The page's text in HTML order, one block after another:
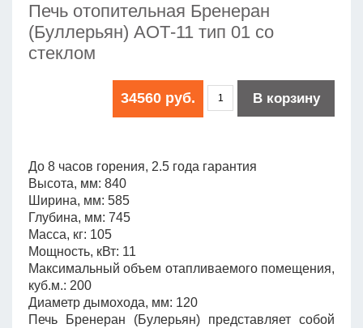
Печь отопительная Бренеран
(Буллерьян) АОТ-11 тип 01 со
стеклом
34560 руб. В корзину
До 8 часов горения, 2.5 года гарантия
Высота, мм: 840
Ширина, мм: 585
Глубина, мм: 745
Масса, кг: 105
Мощность, кВт: 11
Максимальный объем отапливаемого помещения,
куб.м.: 200
Диаметр дымохода, мм: 120
Печь Бренеран (Булерьян) представляет собой